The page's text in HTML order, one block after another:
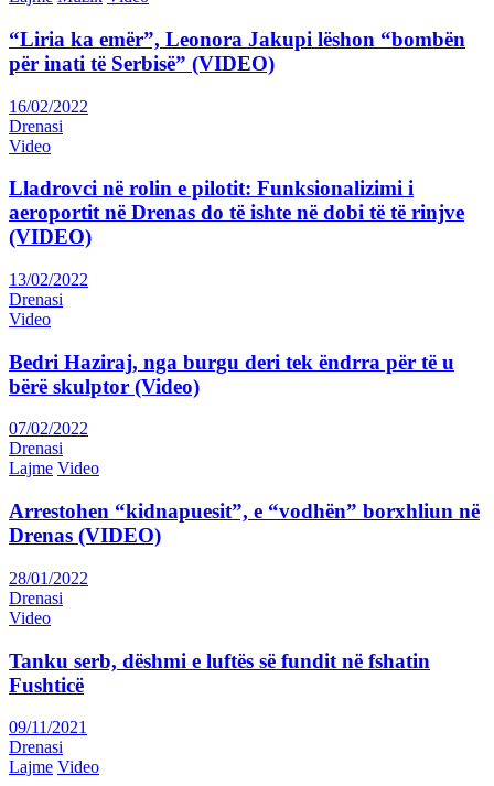
“Liria ka emër”, Leonora Jakupi lëshon “bombën
për inati të Serbisë” (VIDEO)
16/02/2022
Drenasi
Video
Lladrovci në rolin e pilotit: Funksionalizimi i
aeroportit në Drenas do të ishte në dobi të të rinjve
(VIDEO)
13/02/2022
Drenasi
Video
Bedri Haziraj, nga burgu deri tek ëndrra për të u
bërë skulptor (Video)
07/02/2022
Drenasi
Lajme Video
Arrestohen “kidnapuesit”, e “vodhën” borxhliun në
Drenas (VIDEO)
28/01/2022
Drenasi
Video
Tanku serb, dëshmi e luftës së fundit në fshatin
Fushticë
09/11/2021
Drenasi
Lajme Video